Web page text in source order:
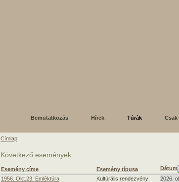
Bemutatkozás Hírek Túrák Csak
Címlap
Következő események
Esemény címe Esemény típusa
Dátum
1956. Okt.23. Emléktúra
Kultúrális rendezvény
2026.